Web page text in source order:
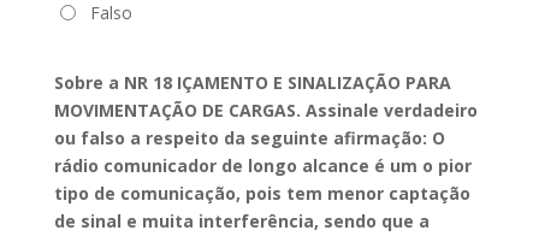
Falso
Sobre a NR 18 IÇAMENTO E SINALIZAÇÃO PARA
MOVIMENTAÇÃO DE CARGAS. Assinale verdadeiro
ou falso a respeito da seguinte afirmação: O
rádio comunicador de longo alcance é um o pior
tipo de comunicação, pois tem menor captação
de sinal e muita interferência, sendo que a